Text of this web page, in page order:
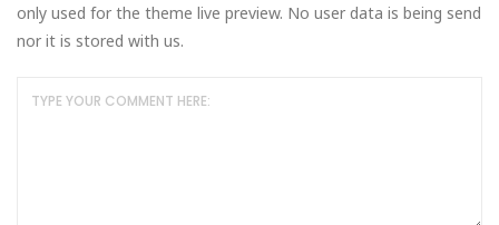
only used for the theme live preview. No user data is being send
nor it is stored with us.